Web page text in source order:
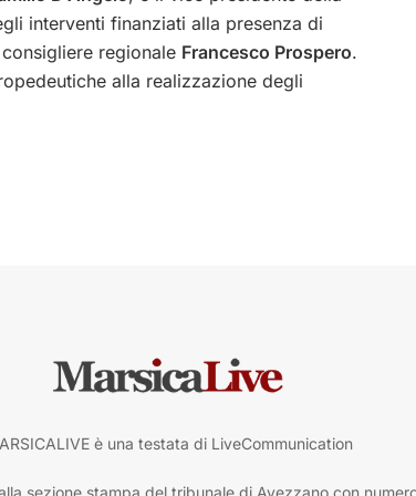
interventi finanziati alla presenza di
regionale Francesco Prospero.
alla realizzazione degli
è una testata di LiveCommunication
sezione stampa del tribunale di Avezzano con